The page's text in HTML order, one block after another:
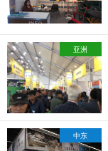
亚洲
中东